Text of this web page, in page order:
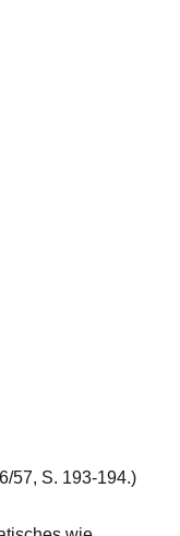
57, S. 193-194.)